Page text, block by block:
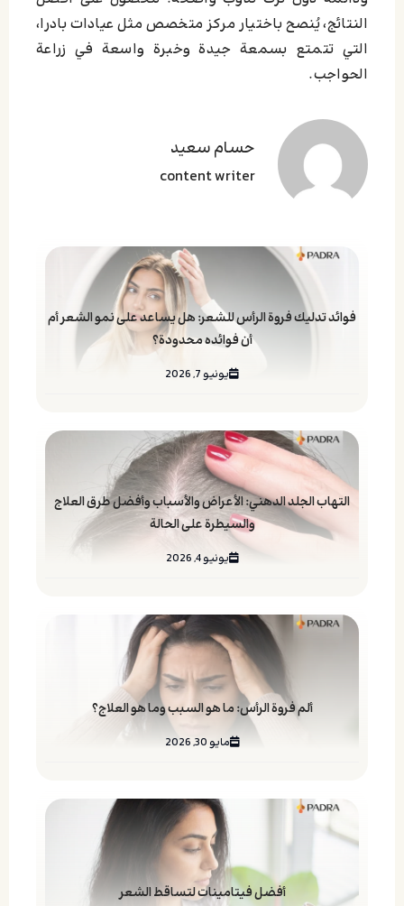
فوائد تدليك فروة الرأس للشعر: هل يساعد على نمو الشعر أم
أن فوائده محدودة؟
يونيو 7, 2026
التهاب الجلد الدهني: الأعراض والأسباب وأفضل طرق العلاج
والسيطرة على الحالة
يونيو 4, 2026
ألم فروة الرأس: ما هو السبب وما هو العلاج؟
مايو 30, 2026
أفضل فيتامينات لتساقط الشعر
النتائج، يُنصح باختيار مركز متخصص مثل عيادات بادرا،
التي تتمتع بسمعة جيدة وخبرة واسعة في زراعة
الحواجب.
حسام سعید
content writer